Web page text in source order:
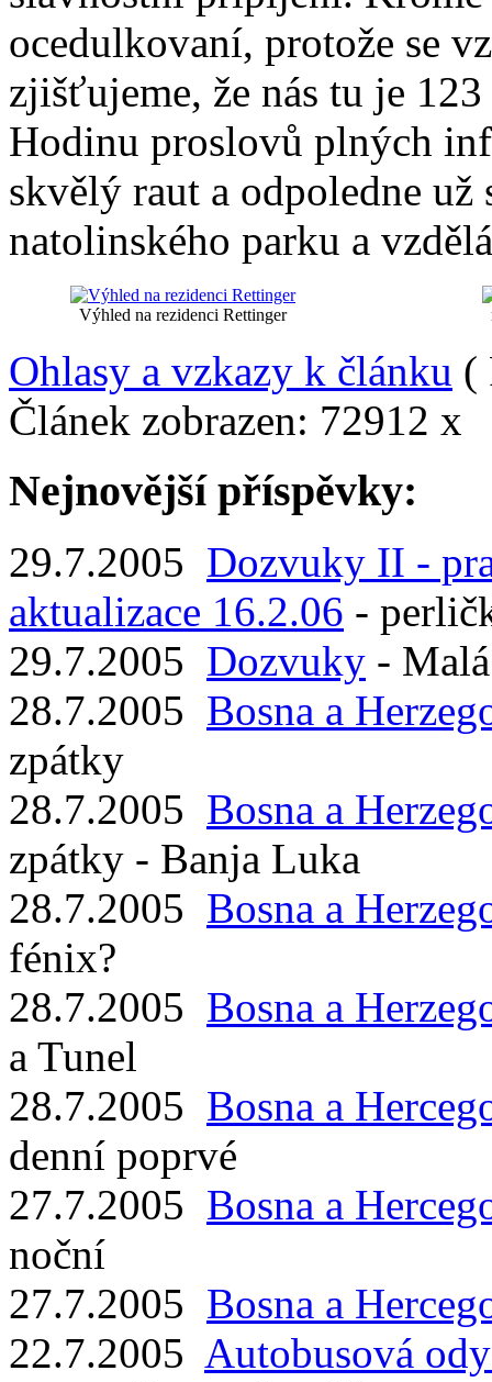
ocedulkovaní, protože se
zjišťujeme, že nás tu je
Hodinu proslovů plných
skvělý raut a odpoledne
natolinského parku a
Výhled na rezidenci Rettinger
Ohlasy a vzkazy k článku (
Článek zobrazen: 72912 x
Nejnovější příspěvky:
29.7.2005 Dozvuky II -
aktualizace 16.2.06 -
29.7.2005 Dozvuky -
28.7.2005 Bosna a
zpátky
28.7.2005 Bosna a
zpátky - Banja Luka
28.7.2005 Bosna a
fénix?
28.7.2005 Bosna a
a Tunel
28.7.2005 Bosna a
denní poprvé
27.7.2005 Bosna a
noční
27.7.2005 Bosna a
22.7.2005 Autobusová